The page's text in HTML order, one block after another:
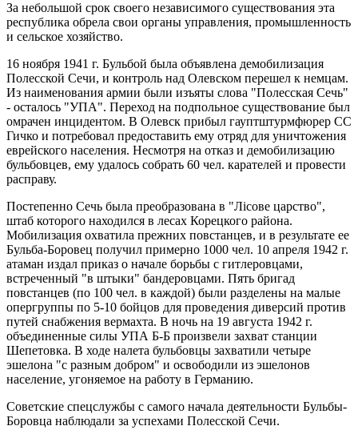
За небольшой срок своего независимого существования эта
республика обрела свои органы управления, промышленность
и сельское хозяйство.
16 ноября 1941 г. Бульбой была объявлена демобилизация
Полесской Сечи, и контроль над Олевском перешел к немцам.
Из наименования армии были изъяты слова "Полесская Сечь"
- осталось "УПА". Переход на подпольное существование был
омрачен инцидентом. В Олевск прибыл гауптштурмфюрер СС
Гичко и потребовал предоставить ему отряд для уничтожения
еврейского населения. Несмотря на отказ и демобилизацию
бульбовцев, ему удалось собрать 60 чел. карателей и провести
расправу.
Постепенно Сечь была преобразована в "Лicове царство",
штаб которого находился в лесах Корецкого района.
Мобилизация охватила прежних повстанцев, и в результате ее
Бульба-Боровец получил примерно 1000 чел. 10 апреля 1942 г.
атаман издал приказ о начале борьбы с гитлеровцами,
встреченный "в штыки" бандеровцами. Пять бригад
повстанцев (по 100 чел. в каждой) были разделены на малые
опергруппы по 5-10 бойцов для проведения диверсий против
путей снабжения вермахта. В ночь на 19 августа 1942 г.
объединенные силы УПА Б-Б произвели захват станции
Шепетовка. В ходе налета бульбовцы захватили четыре
эшелона "с разным добром" и освободили из эшелонов
население, угоняемое на работу в Германию.
Советские спецслужбы с самого начала деятельности Бульбы-
Боровца наблюдали за успехами Полесской Сечи.